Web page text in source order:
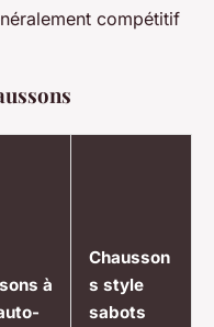
compétitif
à
Chausson
s style
sabots